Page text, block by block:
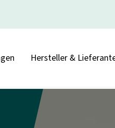
Hersteller &